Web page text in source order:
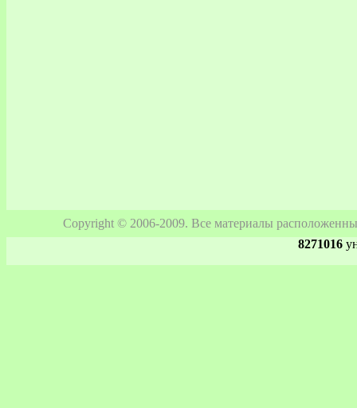
Copyright © 2006-2009. Все материалы
8271016